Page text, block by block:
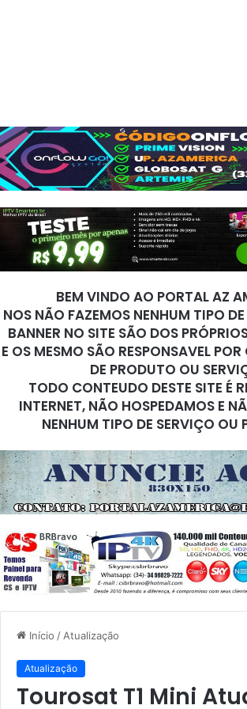
BEM VINDO AO PORTAL AZ
NOS NÃO FAZEMOS NENHUM TIPO
BANNER NO SITE SÃO DOS
E OS MESMO SÃO RESPONSAVEL
DE PRODUTO OU
TODO CONTEUDO DESTE SITE É
INTERNET, NÃO HOSPEDAMOS E
NENHUM TIPO DE SERVIÇO OU
Início / Atualização
Atualização
Tourosat T1 Mini